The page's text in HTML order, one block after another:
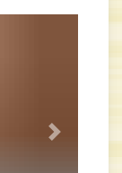
Next